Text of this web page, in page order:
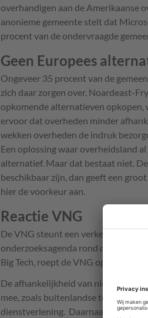
overhandigen aan de Amerikaanse
anonieme gemeente stelt dat
procent van de ondervraagde
Geen Europees
Ongeveer 35 procent van de
zich daar zorgen over. Noardeast-
opkomende alternatieven
ervoor dat overheden minder
wekken overheden de indruk
Een oplossing waar overheidsland
alternatief. Maar dat bestaat niet.
beschikbaar zijn, dan geeft een
hier de voorkeur aan.
Reactie VNG
De VNG steunt een verkenning van
onderzoeksagenda rond digitale
Big Tech, roept de VNG op tot een
De afhankelijkheid van niet-
mee, zoals buitenlandse toegang
dienstverlening. Daarnaast wil de